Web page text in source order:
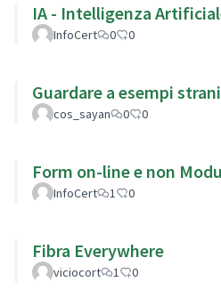
IA - Intelligenza
InfoCert 0 0
Guardare a esempi
cos_sayan 0 0
Form on-line e non
InfoCert 1 0
Fibra Everywhere
viciocort 1 0